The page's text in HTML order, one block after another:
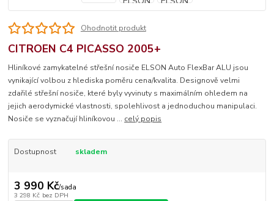
Ohodnotit produkt
CITROEN C4 PICASSO 2005+
Hliníkové zamykatelné střešní nosiče ELSON Auto FlexBar ALU jsou
vynikající volbou z hlediska poměru cena/kvalita. Designově velmi
zdařilé střešní nosiče, které byly vyvinuty s maximálním ohledem na
jejich aerodymické vlastnosti, spolehlivost a jednoduchou manipulaci.
Nosiče se vyznačují hliníkovou ... celý popis
Dostupnost skladem
3 990 Kč/sada
3 298 Kč bez DPH